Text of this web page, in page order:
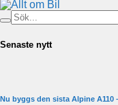
Senaste nytt
Nu byggs den sista Alpine